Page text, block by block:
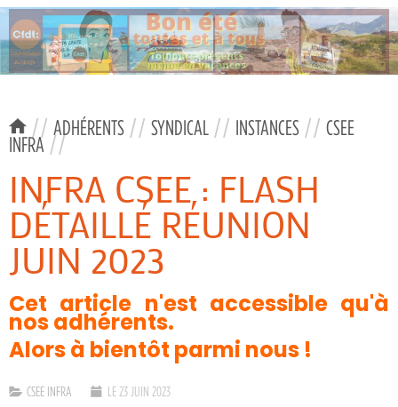
// ADHÉRENTS // SYNDICAL // INSTANCES // CSEE
INFRA //
INFRA CSEE : FLASH
DÉTAILLÉ RÉUNION
JUIN 2023
Cet article n'est accessible qu'à
nos adhérents.
Alors à bientôt parmi nous !
CSEE INFRA LE 23 JUIN 2023